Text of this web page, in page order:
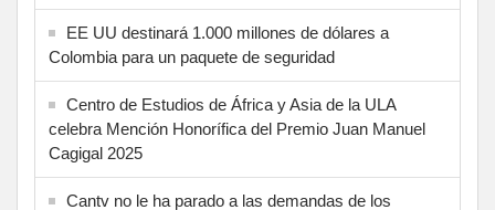
EE UU destinará 1.000 millones de dólares a
Colombia para un paquete de seguridad
Centro de Estudios de África y Asia de la ULA
celebra Mención Honorífica del Premio Juan Manuel
Cagigal 2025
Cantv no le ha parado a las demandas de los